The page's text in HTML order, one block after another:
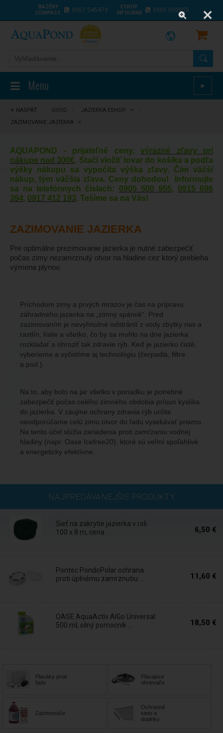
BAZÉNY
COMPASS
0907 545479
ESHOP
INFOLINKA
0905 500955
Menu ►
NASPÄŤ ÚVOD JAZIERKA ESHOP
ZAZIMOVANIE JAZIERKA
AQUAPOND - prijateľné ceny, výrazné zľavy pri
nákupe nad 300€. Stačí vložiť tovar do košíka a podľa
výšky nákupu sa vypočíta výška zľavy. Čím väčší
nákup, tým väčšia zľava. Ceny dohodou! Informujte
sa na telefónnych číslach: 0905 500 955, 0915 696
394, 0917 412 193. Tešíme sa na Vás!
ZAZIMOVANIE JAZIERKA
Pre optimálne prezimovanie jazierka je nutné zabezpečiť
počas zimy nezamrznutý otvor na hladine cez ktorý prebieha
výmena plynov.
Príchodom zimy a prvých mrazov je čas na prípravu
záhradného jazierka na „zimný spánok“. Pred
zazimovaním je nevyhnutné odstrániť z vody zbytky rias a
rastlín, lístie a všetko, čo by sa mohlo na dne jazierka
rozkladať a ohroziť tak zdravie rýb. Keď je jazierko čisté,
vyberieme a vyčistíme aj technológiu (čerpadlá, filtre
a pod.).
Na to, aby bolo na jar všetko v poriadku je potrebné
zabezpečiť počas celého zimného obdobia prísun kyslíka
do jazierka. V záujme ochrany zdravia rýb určite
neodporúčame celú zimu otvor do ľadu vysekávať priamo.
Na tento účel slúžia zariadenia proti zamŕzaniu vodnej
hladiny (napr. Oase Icefree20), ktoré sú veľmi spoľahlivé
a energeticky efektívne.
NAJPREDÁVANEJŠIE PRODUKTY
Sieť na zakrytie jazierka v roli
100 x 8 m, cena ...
6,50 €
Pontec PondoPolar ochrana
proti úplnému zamrznutiu ...
11,60 €
OASE AquaActiv AlGo Universal
500 ml, silný pomocník ...
18,50 €
Plaváky proti
ľadu
Plávajúce
ohrievače
Zazimovače
Ochranné
siete a
doplnky